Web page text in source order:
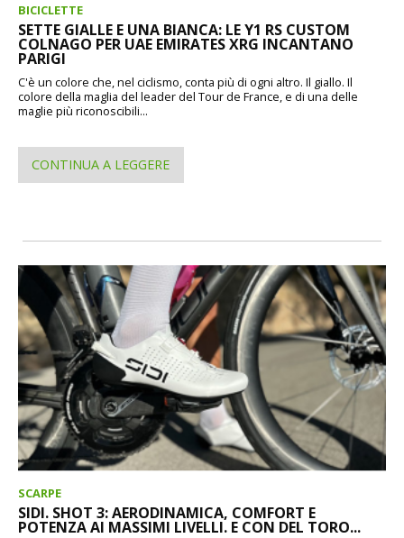
BICICLETTE
SETTE GIALLE E UNA BIANCA: LE Y1 RS CUSTOM
COLNAGO PER UAE EMIRATES XRG INCANTANO
PARIGI
C'è un colore che, nel ciclismo, conta più di ogni altro. Il giallo. Il
colore della maglia del leader del Tour de France, e di una delle
maglie più riconoscibili...
CONTINUA A LEGGERE
SCARPE
SIDI. SHOT 3: AERODINAMICA, COMFORT E
POTENZA AI MASSIMI LIVELLI. E CON DEL TORO...